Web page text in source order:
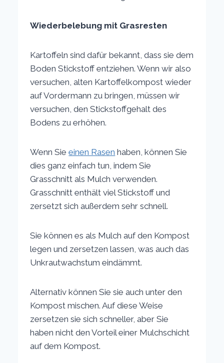
Wiederbelebung mit Grasresten
Kartoffeln sind dafür bekannt, dass sie dem
Boden Stickstoff entziehen. Wenn wir also
versuchen, alten Kartoffelkompost wieder
auf Vordermann zu bringen, müssen wir
versuchen, den Stickstoffgehalt des
Bodens zu erhöhen.
Wenn Sieeinen Rasen haben, können Sie
dies ganz einfach tun, indem Sie
Grasschnitt als Mulch verwenden.
Grasschnitt enthält viel Stickstoff und
zersetzt sich außerdem sehr schnell.
Sie können es als Mulch auf den Kompost
legen und zersetzen lassen, was auch das
Unkrautwachstum eindämmt.
Alternativ können Sie sie auch unter den
Kompost mischen. Auf diese Weise
zersetzen sie sich schneller, aber Sie
haben nicht den Vorteil einer Mulchschicht
auf dem Kompost.